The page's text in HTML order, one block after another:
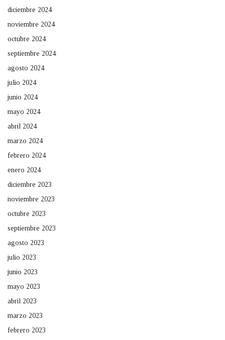
diciembre 2024
noviembre 2024
octubre 2024
septiembre 2024
agosto 2024
julio 2024
junio 2024
mayo 2024
abril 2024
marzo 2024
febrero 2024
enero 2024
diciembre 2023
noviembre 2023
octubre 2023
septiembre 2023
agosto 2023
julio 2023
junio 2023
mayo 2023
abril 2023
marzo 2023
febrero 2023